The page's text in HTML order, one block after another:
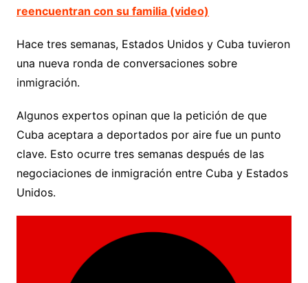
reencuentran con su familia (video)
Hace tres semanas, Estados Unidos y Cuba tuvieron
una nueva ronda de conversaciones sobre
inmigración.
Algunos expertos opinan que la petición de que
Cuba aceptara a deportados por aire fue un punto
clave. Esto ocurre tres semanas después de las
negociaciones de inmigración entre Cuba y Estados
Unidos.